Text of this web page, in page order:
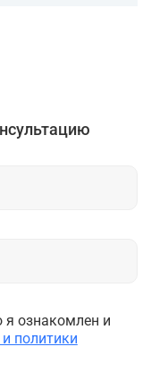
ознакомлен и
политики